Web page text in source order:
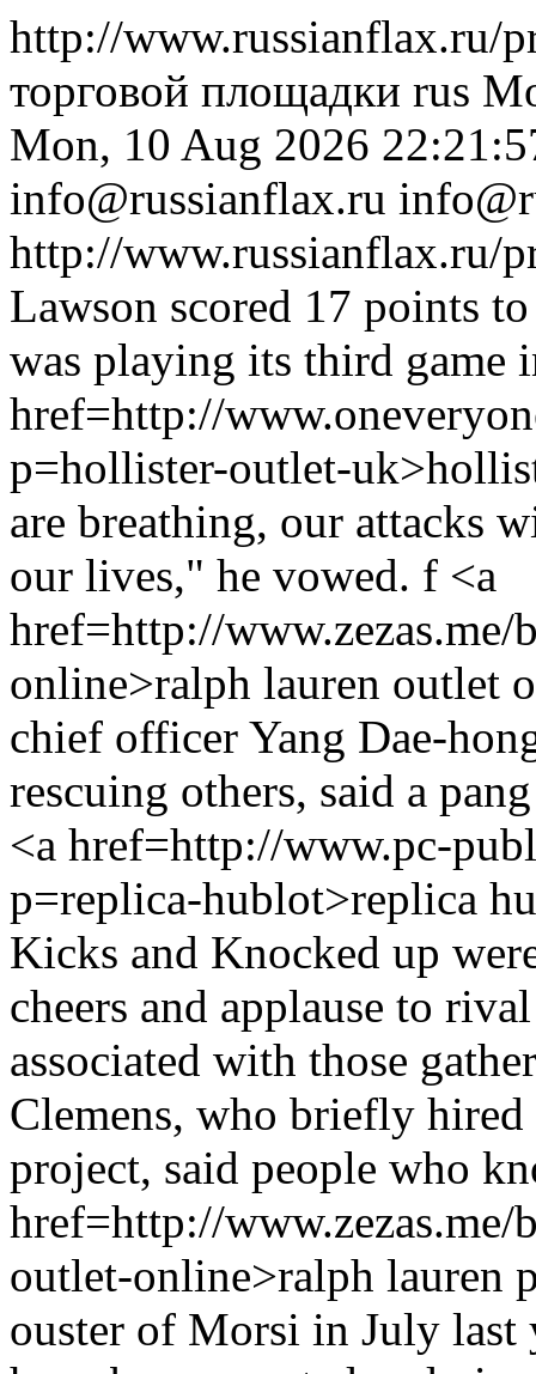
http://www.russianflax.ru/
торговой площадки rus
Mon, 10 Aug 2026
info@russianflax.ru
http://www.russianflax.ru/